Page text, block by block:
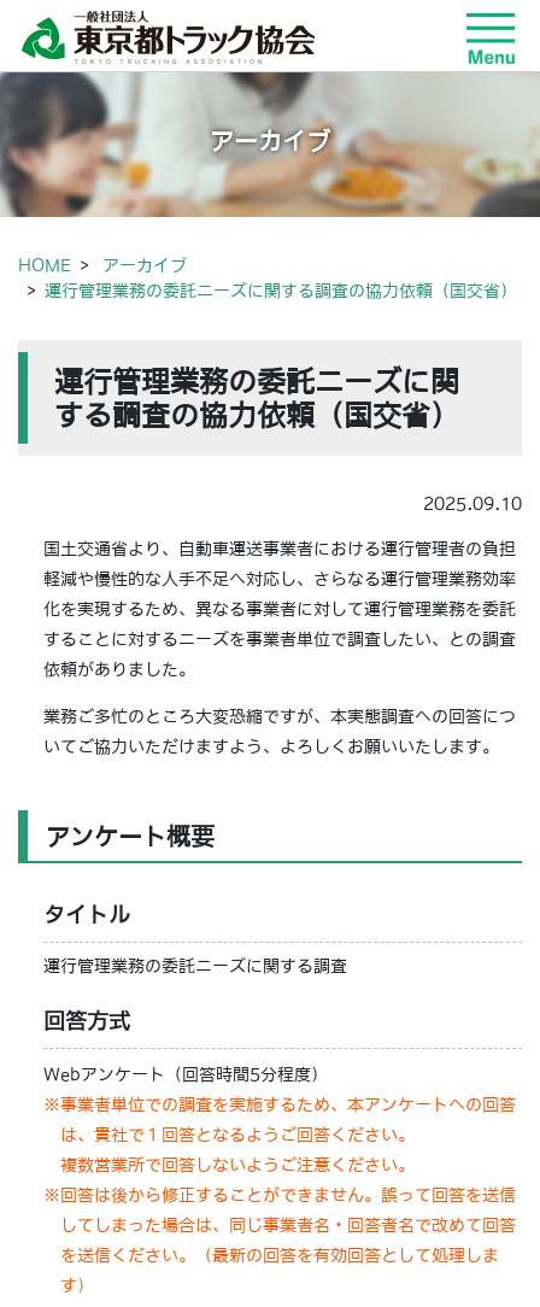
アーカイブ
HOME
アーカイブ
運行管理業務の委託ニーズに関する調査の協力依頼（国交省）
運行管理業務の委託ニーズに関
する調査の協力依頼（国交省）
2025.09.10
国土交通省より、自動車運送事業者における運行管理者の負担
軽減や慢性的な人手不足へ対応し、さらなる運行管理業務効率
化を実現するため、異なる事業者に対して運行管理業務を委託
することに対するニーズを事業者単位で調査したい、との調査
依頼がありました。
業務ご多忙のところ大変恐縮ですが、本実態調査への回答につ
いてご協力いただけますよう、よろしくお願いいたします。
アンケート概要
タイトル
運行管理業務の委託ニーズに関する調査
回答方式
Webアンケート（回答時間5分程度）
※事業者単位での調査を実施するため、本アンケートへの回答
は、貴社で１回答となるようご回答ください。
複数営業所で回答しないようご注意ください。
※回答は後から修正することができません。誤って回答を送信
してしまった場合は、同じ事業者名・回答者名で改めて回答
を送信ください。（最新の回答を有効回答として処理しま
す）